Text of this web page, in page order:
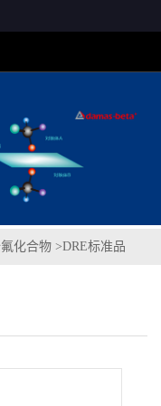
化合物 >DRE标准品